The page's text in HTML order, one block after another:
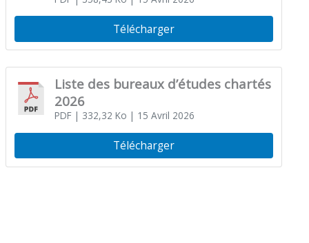
Télécharger
Liste des bureaux d’études chartés
2026
PDF| 332,32 Ko | 15 Avril 2026
Télécharger